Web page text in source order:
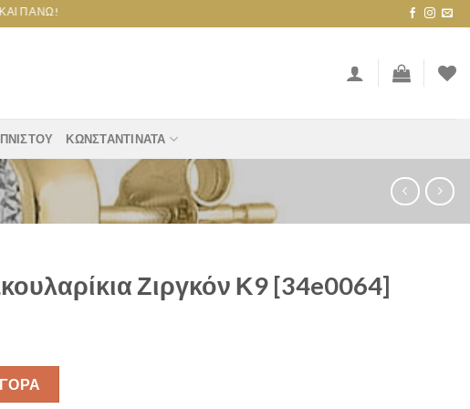
ΠΆΝΩ!
ΚΩΝΣΤΑΝΤΙΝΆΤΑ
Ζιργκόν Κ9 [34e0064]
Ζιργκόν Κ9 [34e0064] quantity